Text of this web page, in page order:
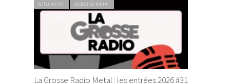
ACTU METAL WEBZINE METAL
La Grosse Radio Metal : les entrées 2026 #31